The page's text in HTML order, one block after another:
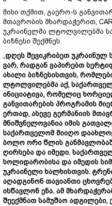
მისი თქმით, გაერო-ს
მთავრობის მხარდაჭერით,
უკრაინელმა ლტოლვილებმა
ბიზნესი შექმნეს.
„დღეს შევიკრიბეთ უკრაინულ
ვარ, რადგან ვაპირებთ
ახალი ბიზნესისთვის,
ლტოლვილებმა აქ,
ინიციატივა, რომელიც
განვითარების პროგრამის
ერთად, ასევე გერმანიის
მნიშვნელოვანია იმის
საქართველომ მიიღო
ბოლო ორი წლის
ღირსება და იმედი.
სოლიდარობისა და იმედის
უკრაინელი ხალხისთვის.
აღადგინონ თავიანთი
ისწავლონ ენა. ამ
შეექმნათ სამუშაო ადგილები,